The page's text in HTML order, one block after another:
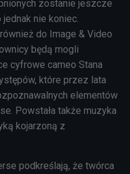
zostanie jeszcze
jednak nie koniec.
do Image & Video
będą mogli
cyfrowe cameo Stana
które przez lata
elementów
Powstała także muzyka
kojarzoną z
podkreślają, że twórca